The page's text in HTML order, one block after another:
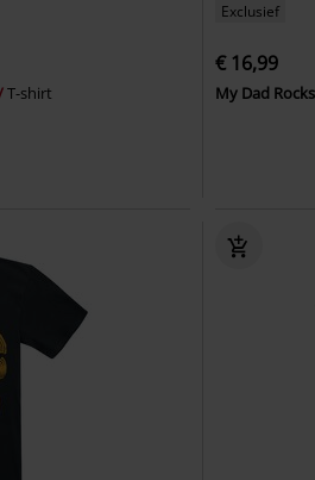
T-shirt
Exclusief
€ 16,99
My Dad